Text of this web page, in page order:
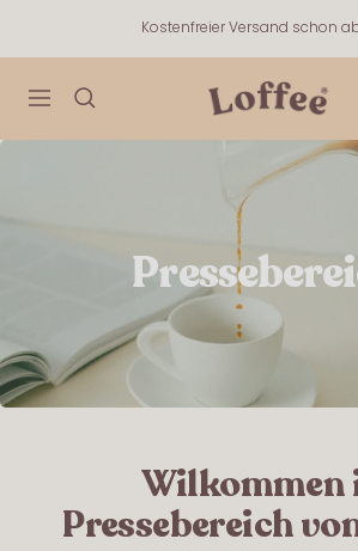
content
Kostenfreier Versand schon
navigation Loffee
Wilkommen
Pressebereich